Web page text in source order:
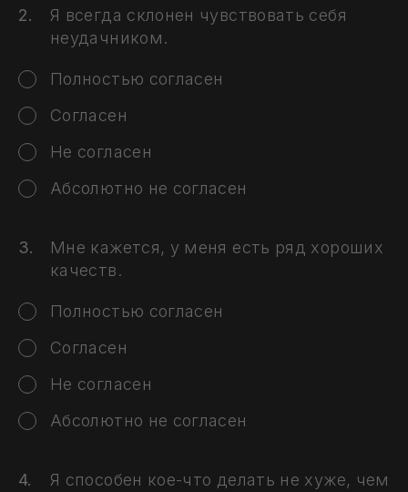
Я всегда склонен чувствовать себя
неудачником.
Полностью согласен
Согласен
Не согласен
Абсолютно не согласен
Мне кажется, у меня есть ряд хороших
качеств.
Полностью согласен
Согласен
Не согласен
Абсолютно не согласен
Я способен кое-что делать не хуже, чем